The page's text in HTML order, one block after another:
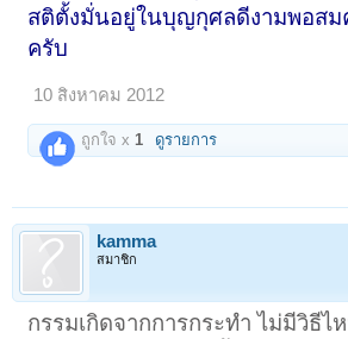
สติตั้งมั่นอยู่ในบุญกุศลดีงามพอสม
ครับ
10 สิงหาคม 2012
ถูกใจ x 1 ดูรายการ
kamma
สมาชิก
กรรมเกิดจากการกระทำ ไม่มีวิธี